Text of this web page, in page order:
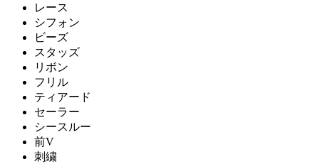
レース
シフォン
ビーズ
スタッズ
リボン
フリル
ティアード
セーラー
シースルー
前V
刺繍